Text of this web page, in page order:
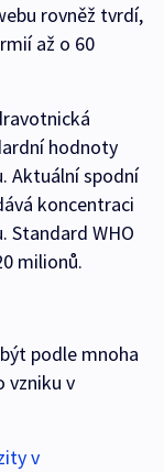
rovněž tvrdí,
až o 60
hodnoty
Aktuální spodní
koncentraci
Standard WHO
milionů.
podle mnoha
vzniku v
v